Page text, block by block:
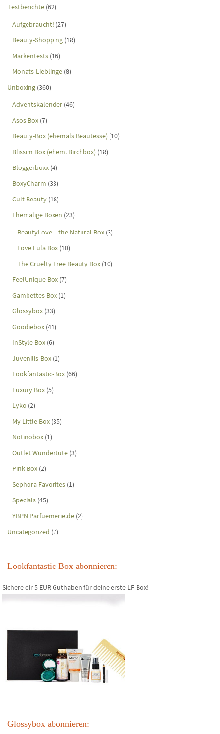
Testberichte (62)
Aufgebraucht! (27)
Beauty-Shopping (18)
Markentests (16)
Monats-Lieblinge (8)
Unboxing (360)
Adventskalender (46)
Asos Box (7)
Beauty-Box (ehemals Beautesse) (10)
Blissim Box (ehem. Birchbox) (18)
Bloggerboxx (4)
BoxyCharm (33)
Cult Beauty (18)
Ehemalige Boxen (23)
BeautyLove – the Natural Box (3)
Love Lula Box (10)
The Cruelty Free Beauty Box (10)
FeelUnique Box (7)
Gambettes Box (1)
Glossybox (33)
Goodiebox (41)
InStyle Box (6)
Juvenilis-Box (1)
Lookfantastic-Box (66)
Luxury Box (5)
Lyko (2)
My Little Box (35)
Notinobox (1)
Outlet Wundertüte (3)
Pink Box (2)
Sephora Favorites (1)
Specials (45)
YBPN Parfuemerie.de (2)
Uncategorized (7)
Lookfantastic Box abonnieren:
Sichere dir 5 EUR Guthaben für deine erste LF-Box!
Glossybox abonnieren: